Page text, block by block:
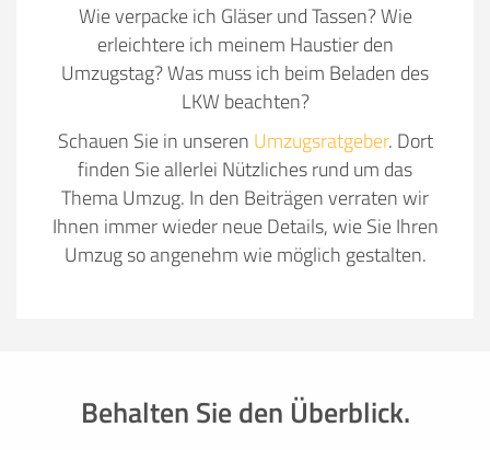
Wie verpacke ich Gläser und Tassen? Wie
erleichtere ich meinem Haustier den
Umzugstag? Was muss ich beim Beladen des
LKW beachten?
Schauen Sie in unseren Umzugsratgeber. Dort
finden Sie allerlei Nützliches rund um das
Thema Umzug. In den Beiträgen verraten wir
Ihnen immer wieder neue Details, wie Sie Ihren
Umzug so angenehm wie möglich gestalten.
Behalten Sie den Überblick.